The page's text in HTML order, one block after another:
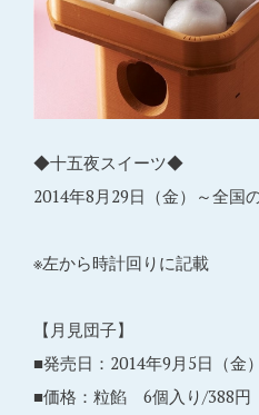
◆十五夜スイーツ◆
2014年8月29日（金）～全国
※左から時計回りに記載
【月見団子】
■発売日：2014年9月5日（金
■価格：粒餡 6個入り/388